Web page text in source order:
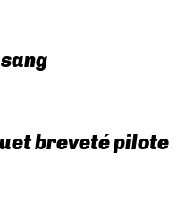
breveté pilote